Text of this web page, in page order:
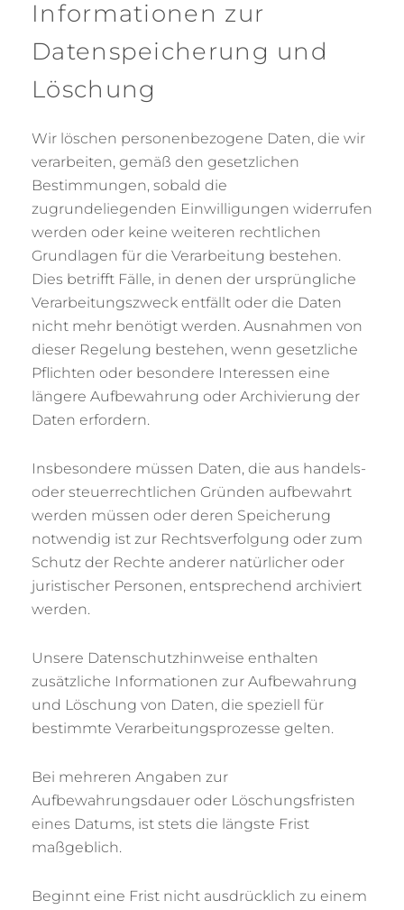
Informationen zur
Datenspeicherung und
Löschung
Wir löschen personenbezogene Daten, die wir
verarbeiten, gemäß den gesetzlichen
Bestimmungen, sobald die
zugrundeliegenden Einwilligungen widerrufen
werden oder keine weiteren rechtlichen
Grundlagen für die Verarbeitung bestehen.
Dies betrifft Fälle, in denen der ursprüngliche
Verarbeitungszweck entfällt oder die Daten
nicht mehr benötigt werden. Ausnahmen von
dieser Regelung bestehen, wenn gesetzliche
Pflichten oder besondere Interessen eine
längere Aufbewahrung oder Archivierung der
Daten erfordern.
Insbesondere müssen Daten, die aus handels-
oder steuerrechtlichen Gründen aufbewahrt
werden müssen oder deren Speicherung
notwendig ist zur Rechtsverfolgung oder zum
Schutz der Rechte anderer natürlicher oder
juristischer Personen, entsprechend archiviert
werden.
Unsere Datenschutzhinweise enthalten
zusätzliche Informationen zur Aufbewahrung
und Löschung von Daten, die speziell für
bestimmte Verarbeitungsprozesse gelten.
Bei mehreren Angaben zur
Aufbewahrungsdauer oder Löschungsfristen
eines Datums, ist stets die längste Frist
maßgeblich.
Beginnt eine Frist nicht ausdrücklich zu einem